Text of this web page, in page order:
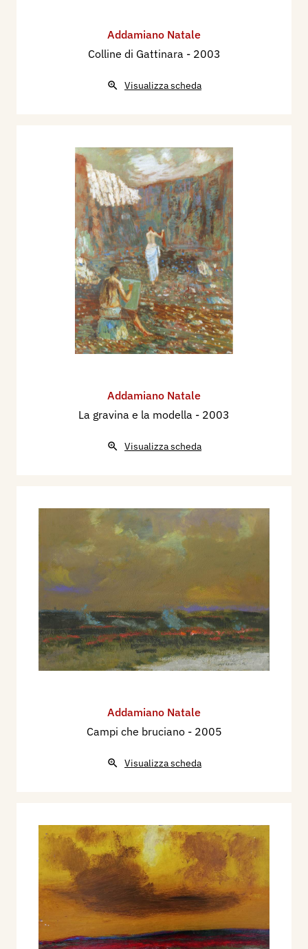
Addamiano Natale
Colline di Gattinara - 2003
Visualizza scheda
Addamiano Natale
La gravina e la modella - 2003
Visualizza scheda
Addamiano Natale
Campi che bruciano - 2005
Visualizza scheda